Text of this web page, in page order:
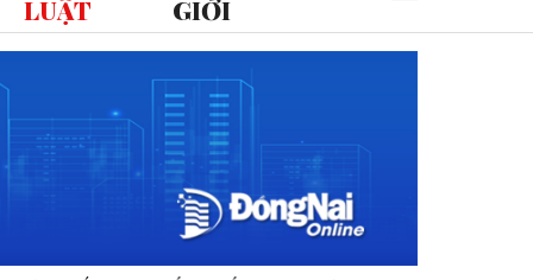
LUẬT
GIỚI